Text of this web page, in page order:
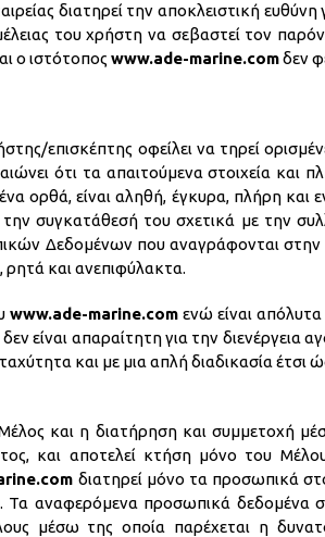
διατηρεί την αποκλειστική
του χρήστη να σεβαστεί τον
ο ιστότοπος www.ade-marine.comδεν
επισκέπτης οφείλει να τηρεί
ότι τα απαιτούμενα στοιχεία
ορθά, είναι αληθή, έγκυρα, πλήρη
συγκατάθεσή του σχετικά με την
Δεδομένων που αναγράφονται στην
ρητά και ανεπιφύλακτα.
www.ade-marine.comενώ είναι απόλυτα
είναι απαραίτητη για την διενέργεια
και με μια απλή διαδικασία
και η διατήρηση και συμμετοχή
και αποτελεί κτήση μόνο του
διατηρεί μόνο τα προσωπικά
Τα αναφερόμενα προσωπικά δεδομένα
μέσω της οποία παρέχεται η